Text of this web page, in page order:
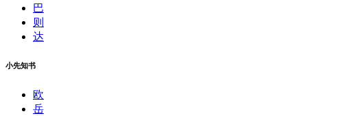
巴
则
达
小先知书
欧
岳